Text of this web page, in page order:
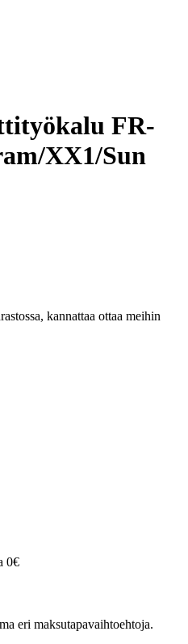
FR-
XX1/Sun
kannattaa ottaa meihin
0€
eri maksutapavaihtoehtoja.